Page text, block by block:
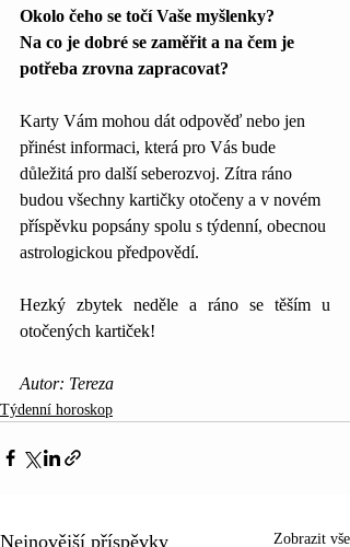
Okolo čeho se točí Vaše myšlenky?
Na co je dobré se zaměřit a na čem je
potřeba zrovna zapracovat?
Karty Vám mohou dát odpověď nebo jen
přinést informaci, která pro Vás bude
důležitá pro další seberozvoj. Zítra ráno
budou všechny kartičky otočeny a v novém
příspěvku popsány spolu s týdenní, obecnou
astrologickou předpovědí.
Hezký zbytek neděle a ráno se těším u
otočených kartiček!
Autor: Tereza
Týdenní horoskop
Nejnovější příspěvky Zobrazit vše